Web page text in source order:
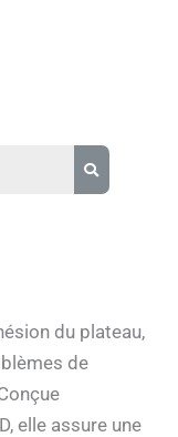
du plateau,
de
elle assure une